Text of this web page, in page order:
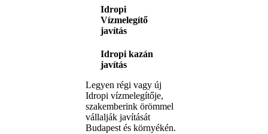
Idropi
Vízmelegítő
javítás
Idropi kazán
javítás
Legyen régi vagy új
Idropi vízmelegítője,
szakemberink örömmel
vállalják javítását
Budapest és környékén.